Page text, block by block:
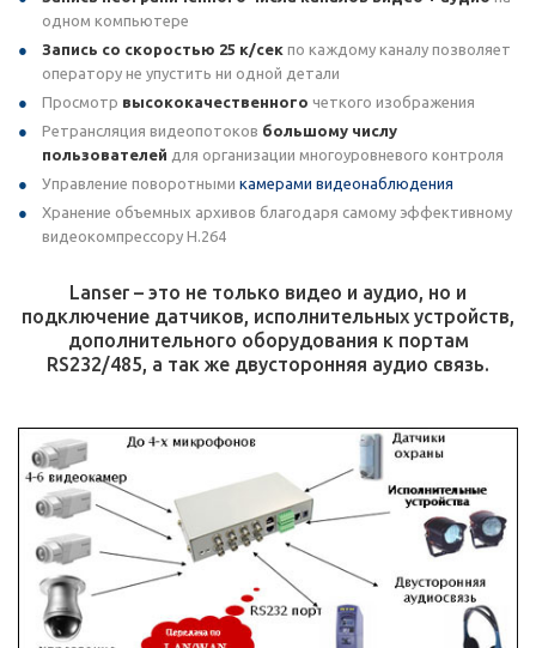
одном компьютере
Запись со скоростью 25 к/сек по каждому каналу позволяет
оператору не упустить ни одной детали
Просмотр высококачественного четкого изображения
Ретрансляция видеопотоков большому числу
пользователей для организации многоуровневого контроля
Управление поворотными камерами видеонаблюдения
Хранение объемных архивов благодаря самому эффективному
видеокомпрессору H.264
Lanser – это не только видео и аудио, но и
подключение датчиков, исполнительных устройств,
дополнительного оборудования к портам
RS232/485, а так же двусторонняя аудио связь.